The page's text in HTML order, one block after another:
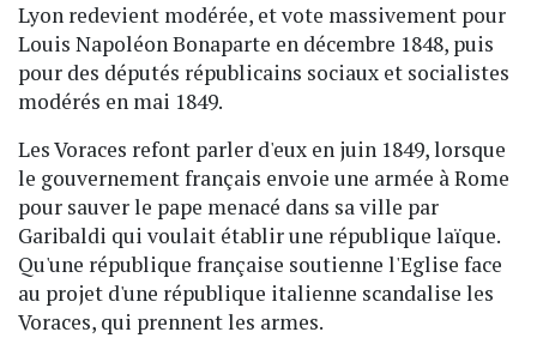
Lyon redevient modérée, et vote massivement pour
Louis Napoléon Bonaparte en décembre 1848, puis
pour des députés républicains sociaux et socialistes
modérés en mai 1849.
Les Voraces refont parler d'eux en juin 1849, lorsque
le gouvernement français envoie une armée à Rome
pour sauver le pape menacé dans sa ville par
Garibaldi qui voulait établir une république laïque.
Qu'une république française soutienne l'Eglise face
au projet d'une république italienne scandalise les
Voraces, qui prennent les armes.